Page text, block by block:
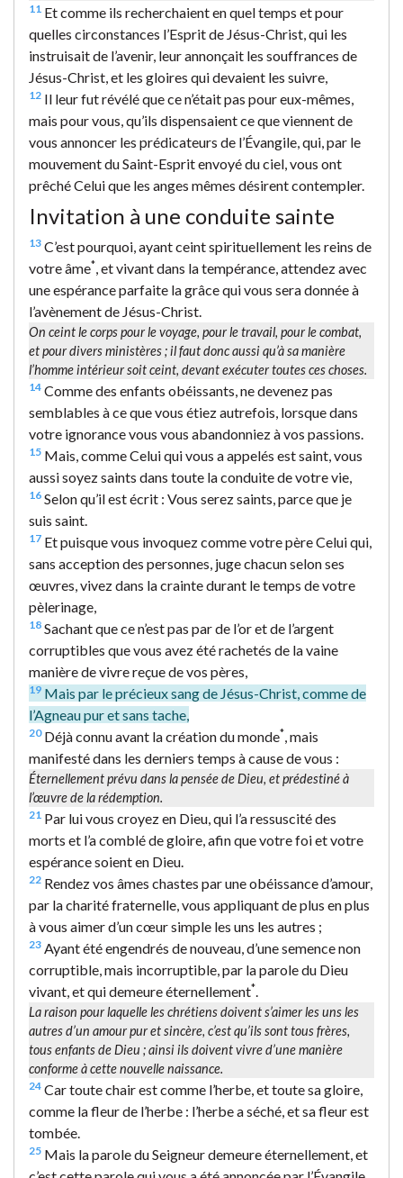
11 Et comme ils recherchaient en quel temps et pour
quelles circonstances l’Esprit de Jésus-Christ, qui les
instruisait de l’avenir, leur annonçait les souffrances de
Jésus-Christ, et les gloires qui devaient les suivre,
12 Il leur fut révélé que ce n’était pas pour eux-mêmes,
mais pour vous, qu’ils dispensaient ce que viennent de
vous annoncer les prédicateurs de l’Évangile, qui, par le
mouvement du Saint-Esprit envoyé du ciel, vous ont
prêché Celui que les anges mêmes désirent contempler.
Invitation à une conduite sainte
13 C’est pourquoi, ayant ceint spirituellement les reins de
votre âme* , et vivant dans la tempérance, attendez avec
une espérance parfaite la grâce qui vous sera donnée à
l’avènement de Jésus-Christ.
On ceint le corps pour le voyage, pour le travail, pour le combat,
et pour divers ministères ; il faut donc aussi qu’à sa manière
l’homme intérieur soit ceint, devant exécuter toutes ces choses.
14 Comme des enfants obéissants, ne devenez pas
semblables à ce que vous étiez autrefois, lorsque dans
votre ignorance vous vous abandonniez à vos passions.
15 Mais, comme Celui qui vous a appelés est saint, vous
aussi soyez saints dans toute la conduite de votre vie,
16 Selon qu’il est écrit : Vous serez saints, parce que je
suis saint.
17 Et puisque vous invoquez comme votre père Celui qui,
sans acception des personnes, juge chacun selon ses
œuvres, vivez dans la crainte durant le temps de votre
pèlerinage,
18 Sachant que ce n’est pas par de l’or et de l’argent
corruptibles que vous avez été rachetés de la vaine
manière de vivre reçue de vos pères,
19 Mais par le précieux sang de Jésus-Christ, comme de
l’Agneau pur et sans tache,
20Déjà connu avant la création du monde* , mais
manifesté dans les derniers temps à cause de vous :
Éternellement prévu dans la pensée de Dieu, et prédestiné à
l’œuvre de la rédemption.
21 Par lui vous croyez en Dieu, qui l’a ressuscité des
morts et l’a comblé de gloire, afin que votre foi et votre
espérance soient en Dieu.
22 Rendez vos âmes chastes par une obéissance d’amour,
par la charité fraternelle, vous appliquant de plus en plus
à vous aimer d’un cœur simple les uns les autres ;
23 Ayant été engendrés de nouveau, d’une semence non
corruptible, mais incorruptible, par la parole du Dieu
vivant, et qui demeure éternellement*
La raison pour laquelle les chrétiens doivent s’aimer les uns les
autres d’un amour pur et sincère, c’est qu’ils sont tous frères,
tous enfants de Dieu ; ainsi ils doivent vivre d’une manière
conforme à cette nouvelle naissance.
24 Car toute chair est comme l’herbe, et toute sa gloire,
comme la fleur de l’herbe : l’herbe a séché, et sa fleur est
tombée.
25 Mais la parole du Seigneur demeure éternellement, et